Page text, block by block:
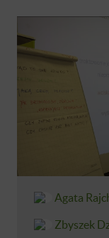
Agata
Zbyszek